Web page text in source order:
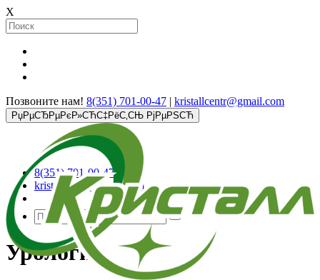
X
Позвоните нам! 8(351) 701-00-47 | kristallcentr@gmail.com
РџРµСЂРµРєР»СЋС‡РёС‚СЊ РјРµРЅСЋ
8(351) 701-00-47
kristallcentr@gmail.com
Урология